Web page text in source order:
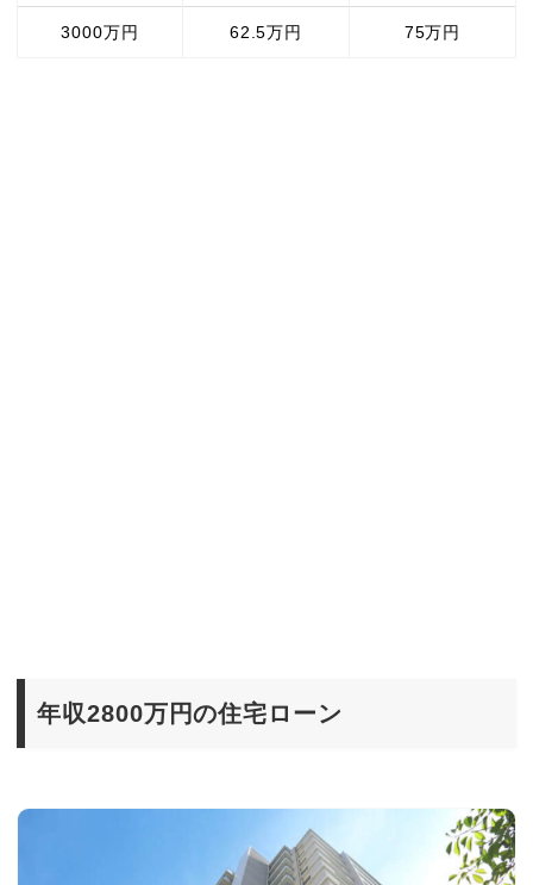
3000万円 62.5万円 75万円
年収2800万円の住宅ローン